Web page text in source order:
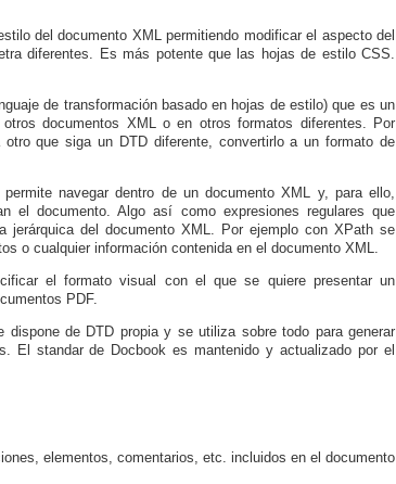
del documento XML permitiendo modificar el aspecto del
diferentes. Es más potente que las hojas de estilo CSS.
de transformación basado en hojas de estilo) que es un
documentos XML o en otros formatos diferentes. Por
que siga un DTD diferente, convertirlo a un formato de
navegar dentro de un documento XML y, para ello,
el documento. Algo así como expresiones regulares que
jerárquica del documento XML. Por ejemplo con XPath se
o cualquier información contenida en el documento XML.
el formato visual con el que se quiere presentar un
PDF.
de DTD propia y se utiliza sobre todo para generar
El standar de Docbook es mantenido y actualizado por el
elementos, comentarios, etc. incluidos en el documento